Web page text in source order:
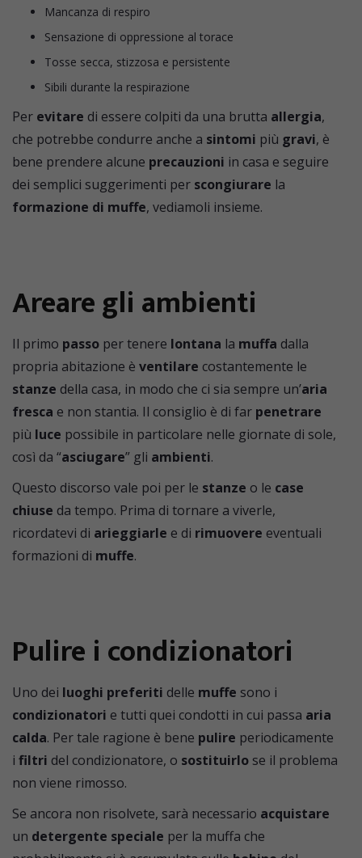
Mancanza di respiro
Sensazione di oppressione al torace
Tosse secca, stizzosa e persistente
Sibili durante la respirazione
Per evitare di essere colpiti da una brutta allergia,
che potrebbe condurre anche a sintomi più gravi, è
bene prendere alcune precauzioni in casa e seguire
dei semplici suggerimenti per scongiurare la
formazione di muffe, vediamoli insieme.
Areare gli ambienti
Il primo passo per tenere lontana la muffa dalla
propria abitazione è ventilare costantemente le
stanze della casa, in modo che ci sia sempre un’aria
fresca e non stantia. Il consiglio è di far penetrare
più luce possibile in particolare nelle giornate di sole,
così da “asciugare” gli ambienti.
Questo discorso vale poi per le stanze o le case
chiuse da tempo. Prima di tornare a viverle,
ricordatevi di arieggiarle e di rimuovere eventuali
formazioni di muffe.
Pulire i condizionatori
Uno dei luoghi preferiti delle muffe sono i
condizionatori e tutti quei condotti in cui passa aria
calda. Per tale ragione è bene pulire periodicamente
i filtri del condizionatore, o sostituirlo se il problema
non viene rimosso.
Se ancora non risolvete, sarà necessario acquistare
un detergente speciale per la muffa che